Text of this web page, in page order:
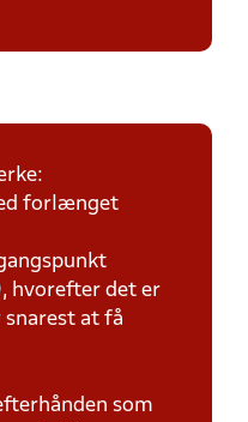
forlænget
hvorefter det er
snarest at få
som